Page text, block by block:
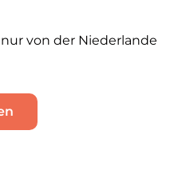
von der Niederlande